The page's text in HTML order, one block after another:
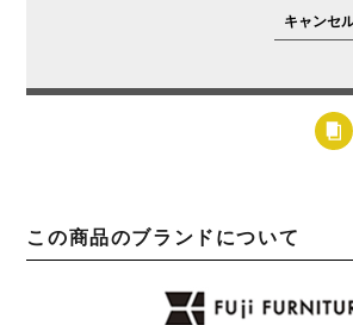
キャン
この商品のブランドについて